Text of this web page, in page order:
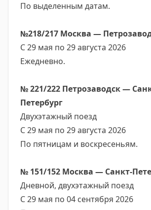
По выделенным датам.
№218/217 Москва —
С 29 мая по 29 августа 2026
Ежедневно.
№ 221/222 Петрозаводск —
Петербург
Двухэтажный поезд
С 29 мая по 29 августа 2026
По пятницам и воскресеньям.
№ 151/152 Москва — Санкт-
Дневной, двухэтажный поезд
С 29 мая по 04 сентября 2026